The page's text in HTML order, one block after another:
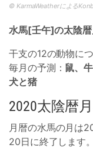
© KarmaWeatherによる
水馬[壬午]の太陰
干支の12の動物に
毎月の予測： 鼠、
犬と猪
2020太陰暦
月暦の水馬の月は
20日に終了します